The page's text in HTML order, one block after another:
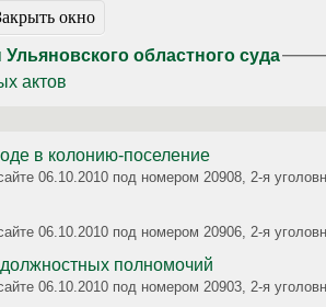
окно
областного суда
актов
в колонию-поселение
06.10.2010 под номером 20908, 2-я
06.10.2010 под номером 20906, 2-я
полномочий
06.10.2010 под номером 20903, 2-я